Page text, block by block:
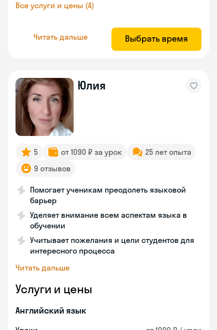
Все услуги и цены (4)
Читать дальше Выбрать время
Юлия
5 от 1090 ₽ за урок
25 лет опыта
9 отзывов
Помогает ученикам преодолеть языковой
барьер
Уделяет внимание всем аспектам языка в
обучении
Учитывает пожелания и цели студентов для
интересного процесса
Читать дальше
Услуги и цены
Английский язык